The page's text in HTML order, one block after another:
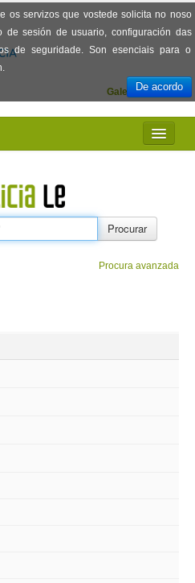
os servizos que vostede solicita no noso
de sesión de usuario, configuración das
de seguridade. Son esenciais para o
De acordo
Español
Galego
Procurar
Procura avanzada